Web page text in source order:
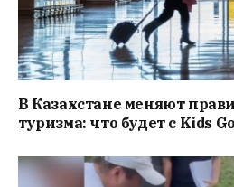
В Казахстане меняют
туризма: что будет с Kids